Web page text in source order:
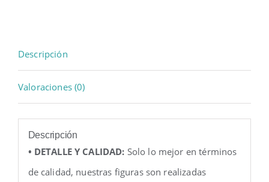
Descripción
Valoraciones (0)
Descripción
• DETALLE Y CALIDAD: Solo lo mejor en términos
de calidad, nuestras figuras son realizadas